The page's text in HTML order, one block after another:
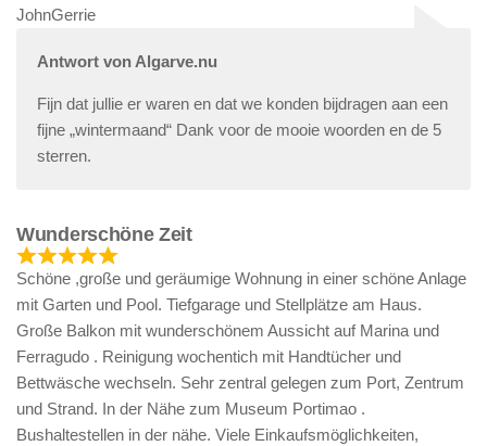
JohnGerrie
Antwort von Algarve.nu
Fijn dat jullie er waren en dat we konden bijdragen aan een
fijne „wintermaand“ Dank voor de mooie woorden en de 5
sterren.
Wunderschöne Zeit
Schöne ,große und geräumige Wohnung in einer schöne Anlage
mit Garten und Pool. Tiefgarage und Stellplätze am Haus.
Große Balkon mit wunderschönem Aussicht auf Marina und
Ferragudo . Reinigung wochentich mit Handtücher und
Bettwäsche wechseln. Sehr zentral gelegen zum Port, Zentrum
und Strand. In der Nähe zum Museum Portimao .
Bushaltestellen in der nähe. Viele Einkaufsmöglichkeiten,